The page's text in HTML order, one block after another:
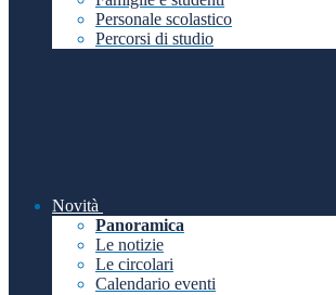
Personale scolastico
Percorsi di studio
Novità
Panoramica
Le notizie
Le circolari
Calendario eventi